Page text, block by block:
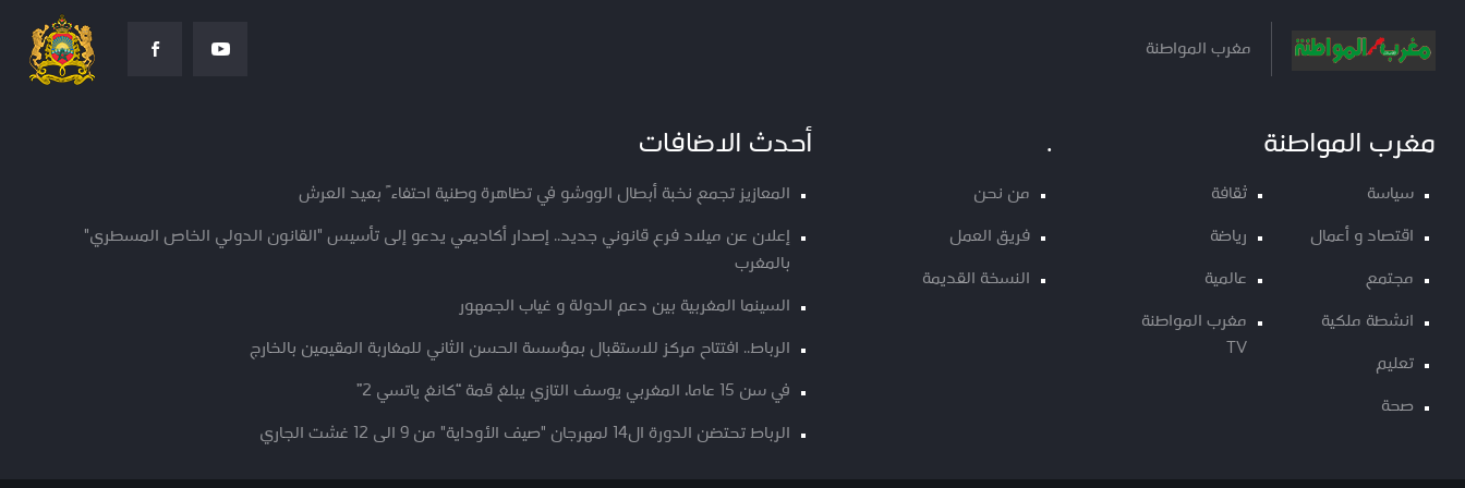
مغرب المواطنة
مغرب المواطنة
سياسة
اقتصاد و أعمال
مجتمع
انشطة ملكية
تعليم
صحة
ثقافة
رياضة
عالمية
مغرب المواطنة
TV
.
من نحن
فريق العمل
النسخة القديمة
أحدث الاضافات
المعازيز تجمع نخبة أبطال الووشو في تظاهرة وطنية احتفاءً بعيد العرش
إعلان عن ميلاد فرع قانوني جديد.. إصدار أكاديمي يدعو إلى تأسيس "القانون الدولي الخاص المسطري"
بالمغرب
السينما المغربية بين دعم الدولة و غياب الجمهور
الرباط.. افتتاح مركز للاستقبال بمؤسسة الحسن الثاني للمغاربة المقيمين بالخارج
في سن 15 عاما، المغربي يوسف التازي يبلغ قمة “كانغ ياتسي 2”
الرباط تحتضن الدورة ال14 لمهرجان "صيف الأوداية" من 9 الى 12 غشت الجاري